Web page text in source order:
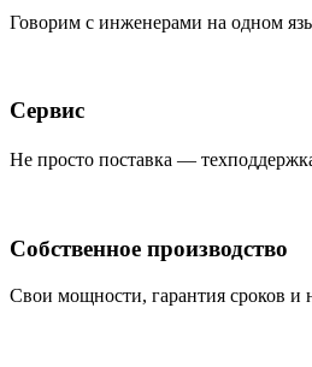
Говорим с инженерами на одном
Сервис
Не просто поставка —
Собственное производство
Свои мощности, гарантия сроков и